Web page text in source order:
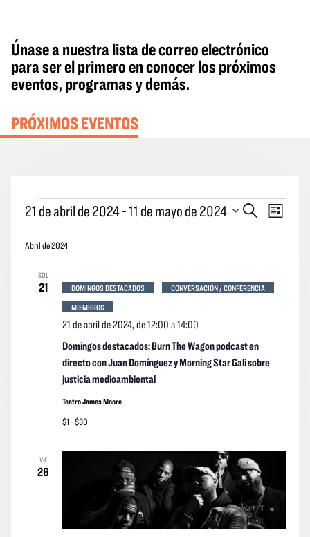
Únase a nuestra lista de correo electrónico
para ser el primero en conocer los próximos
eventos, programas y demás.
PRÓXIMOS EVENTOS
Eventos
Eventos
y
Buscar
las
Lista
21 de abril de 2024 - 11 de mayo de 2024
la
Abril de 2024
SOL
21
Domingos destacados: Burn The Wagon podcast en
directo con Juan Domínguez y Morning Star Gali sobre
justicia medioambiental
21 de abril de 2024, de 12:00 a14:00
DOMINGOS DESTACADOS
CONVERSACIÓN / CONFERENCIA
MIEMBROS
Teatro James Moore
$1 - $30
VIE
26